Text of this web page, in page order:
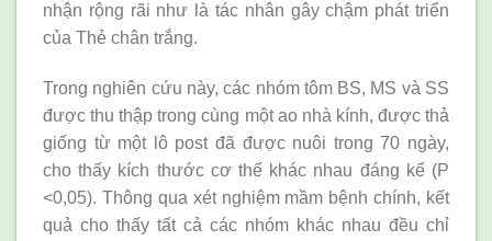
nhận rộng rãi như là tác nhân gây chậm phát triển
của Thẻ chân trắng.
Trong nghiên cứu này, các nhóm tôm BS, MS và SS
được thu thập trong cùng một ao nhà kính, được thả
giống từ một lô post đã được nuôi trong 70 ngày,
cho thấy kích thước cơ thể khác nhau đáng kể (P
<0,05). Thông qua xét nghiệm mầm bệnh chính, kết
quả cho thấy tất cả các nhóm khác nhau đều chỉ